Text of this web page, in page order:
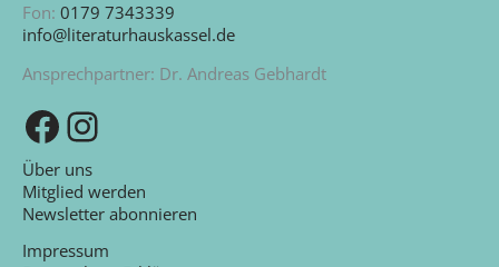
Fon: 0179 7343339
info@literaturhauskassel.de
Ansprechpartner: Dr. Andreas Gebhardt
Zu unserer Facebook-SeiteZu unserem Instagram-Kanal
Über uns
Mitglied werden
Newsletter abonnieren
Impressum